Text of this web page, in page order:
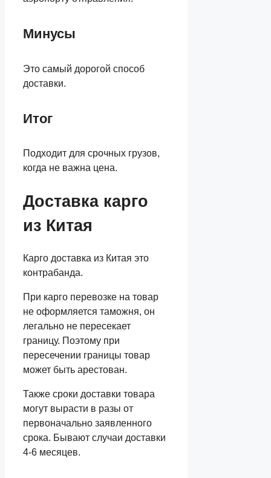
Минусы
Это самый дорогой способ
доставки.
Итог
Подходит для срочных грузов,
когда не важна цена.
Доставка карго
из Китая
Карго доставка из Китая это
контрабанда.
При карго перевозке на товар
не оформляется таможня, он
легально не пересекает
границу. Поэтому при
пересечении границы товар
может быть арестован.
Также сроки доставки товара
могут вырасти в разы от
первоначально заявленного
срока. Бывают случаи доставки
4-6 месяцев.